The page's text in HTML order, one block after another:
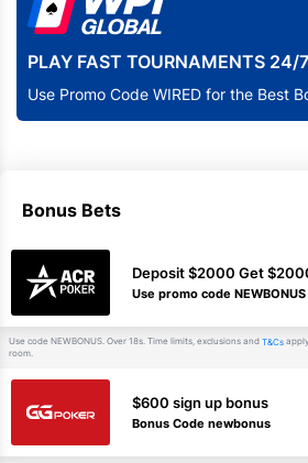
PLAY FAST TOURNAMENTS 24/7
Use Promo Code WIRED for the Best
Bonus Bets
Deposit $2000 Get
Use promo code NEWBONUS
Use code NEWBONUS. Over 18s. Time limits, exclusions and T&Cs
room.
$600 sign up bonus
Bonus Code newbonus